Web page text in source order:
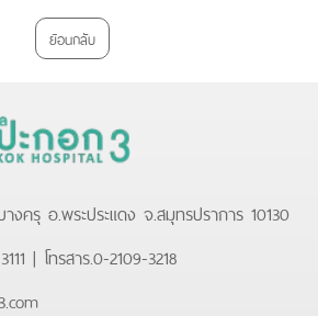
ย้อนกลับ
งครุ อ.พระประแดง จ.สมุทรปราการ 10130
| โทรสาร.0-2109-3218